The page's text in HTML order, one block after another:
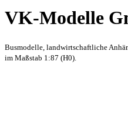
VK-Modelle
Busmodelle, landwirtschaftliche
im Maßstab 1:87 (H0).